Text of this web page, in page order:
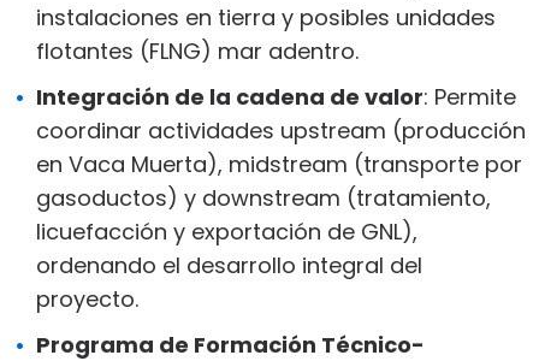
instalaciones en tierra y posibles unidades
flotantes (FLNG) mar adentro.
Integración de la cadena de valor: Permite
coordinar actividades upstream (producción
en Vaca Muerta), midstream (transporte por
gasoductos) y downstream (tratamiento,
licuefacción y exportación de GNL),
ordenando el desarrollo integral del
proyecto.
Programa de Formación Técnico-